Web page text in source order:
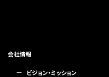
会社情報
ビジョン・ミッション